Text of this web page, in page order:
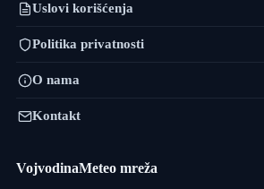
Uslovi korišćenja
Politika privatnosti
O nama
Kontakt
VojvodinaMeteo mreža